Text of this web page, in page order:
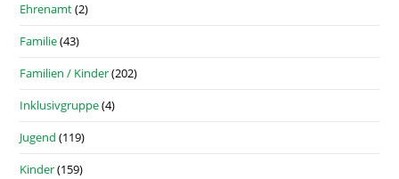
Ehrenamt(2)
Familie(43)
Familien / Kinder(202)
Inklusivgruppe(4)
Jugend (119)
Kinder(159)